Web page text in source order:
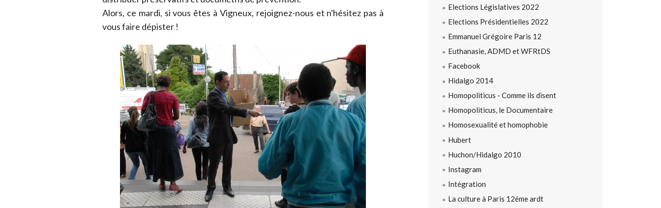
Alors, ce mardi, si vous êtes à Vigneux, rejoignez-nous et n'hésitez pas à
vous faire dépister !
Elections Législatives 2022
Elections Présidentielles 2022
Emmanuel Grégoire Paris 12
Euthanasie, ADMD et WFRtDS
Facebook
Hidalgo 2014
Homopoliticus - Comme ils disent
Homopoliticus, le Documentaire
Homosexualité et homophobie
Hubert
Huchon/Hidalgo 2010
Instagram
Intégration
La culture à Paris 12éme ardt